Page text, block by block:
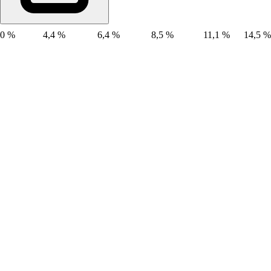
0 % 4,4 % 6,4 % 8,5 % 11,1 % 14,5 %